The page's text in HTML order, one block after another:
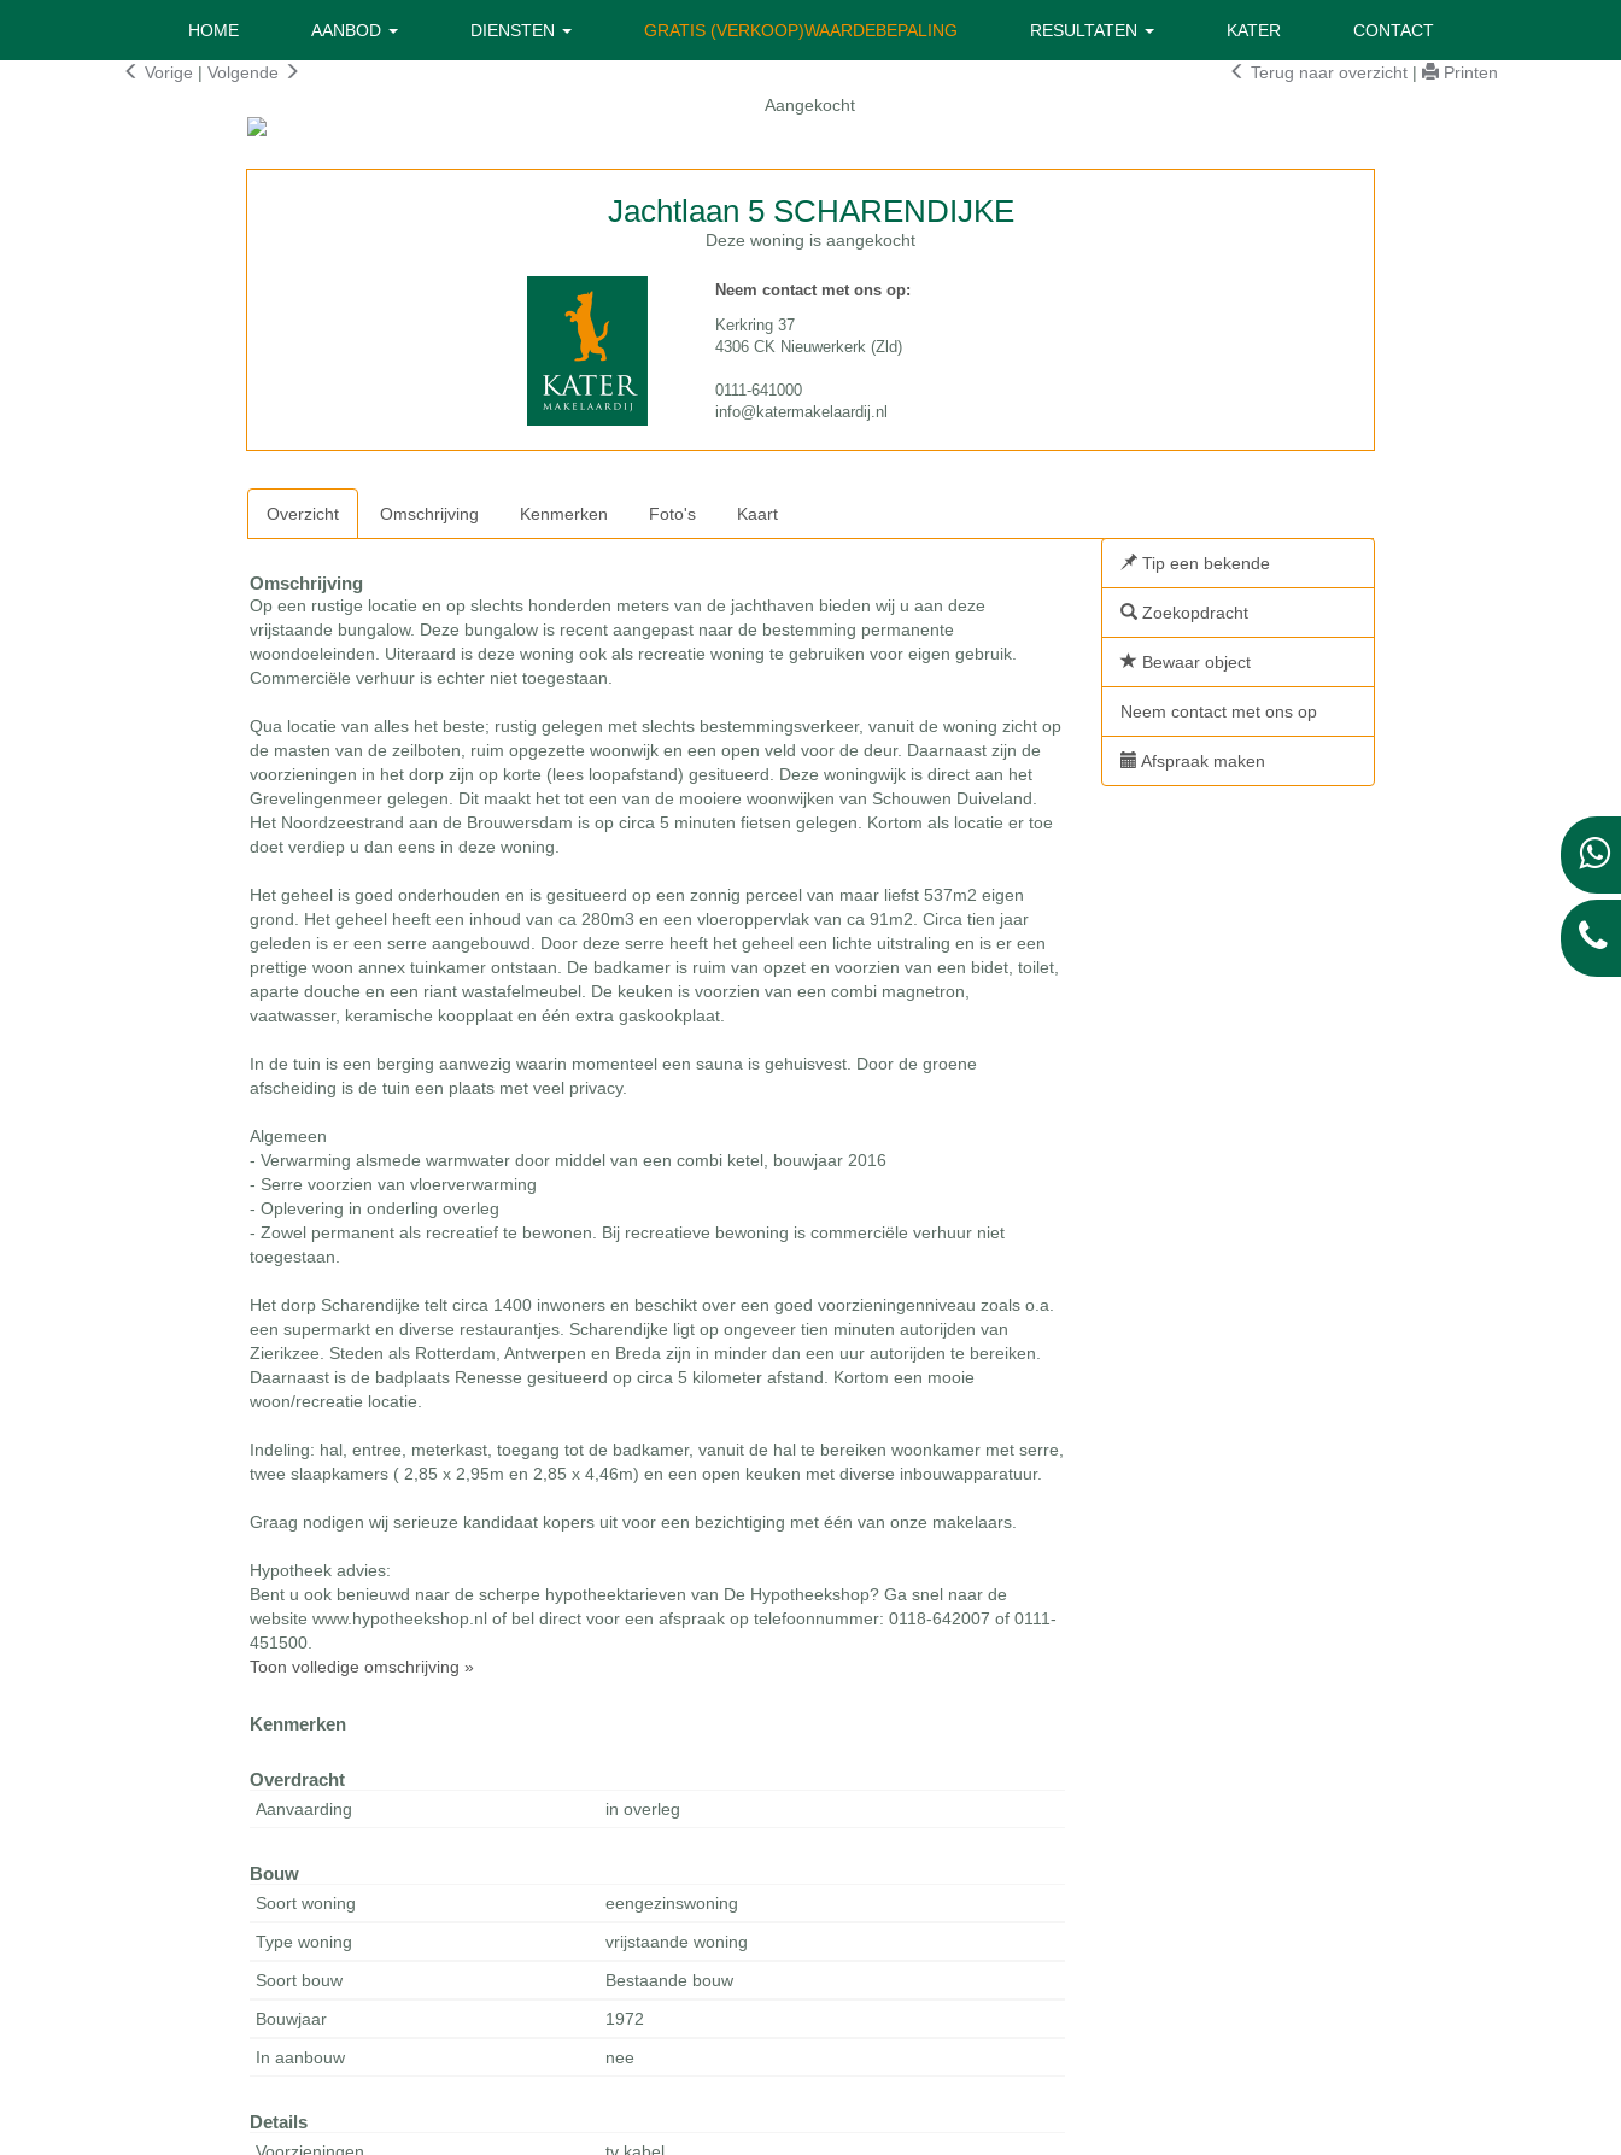
HOME AANBOD DIENSTEN GRATIS (VERKOOP)WAARDEBEPALING RESULTATEN KATER CONTACT
Vorige | Volgende Terug naar overzicht |
Printen
Aangekocht
Jachtlaan 5 SCHARENDIJKE
Deze woning is aangekocht
Neem contact met ons op:
Kerkring 37
4306 CK Nieuwerkerk (Zld)
0111-641000
info@katermakelaardij.nl
Overzicht Omschrijving Kenmerken Foto's Kaart
Omschrijving
Op een rustige locatie en op slechts honderden meters van de jachthaven bieden wij u aan deze
vrijstaande bungalow. Deze bungalow is recent aangepast naar de bestemming permanente
woondoeleinden. Uiteraard is deze woning ook als recreatie woning te gebruiken voor eigen gebruik.
Commerciële verhuur is echter niet toegestaan.
Qua locatie van alles het beste; rustig gelegen met slechts bestemmingsverkeer, vanuit de woning zicht op
de masten van de zeilboten, ruim opgezette woonwijk en een open veld voor de deur. Daarnaast zijn de
voorzieningen in het dorp zijn op korte (lees loopafstand) gesitueerd. Deze woningwijk is direct aan het
Grevelingenmeer gelegen. Dit maakt het tot een van de mooiere woonwijken van Schouwen Duiveland.
Het Noordzeestrand aan de Brouwersdam is op circa 5 minuten fietsen gelegen. Kortom als locatie er toe
doet verdiep u dan eens in deze woning.
Het geheel is goed onderhouden en is gesitueerd op een zonnig perceel van maar liefst 537m2 eigen
grond. Het geheel heeft een inhoud van ca 280m3 en een vloeroppervlak van ca 91m2. Circa tien jaar
geleden is er een serre aangebouwd. Door deze serre heeft het geheel een lichte uitstraling en is er een
prettige woon annex tuinkamer ontstaan. De badkamer is ruim van opzet en voorzien van een bidet, toilet,
aparte douche en een riant wastafelmeubel. De keuken is voorzien van een combi magnetron,
vaatwasser, keramische koopplaat en één extra gaskookplaat.
In de tuin is een berging aanwezig waarin momenteel een sauna is gehuisvest. Door de groene
afscheiding is de tuin een plaats met veel privacy.
Algemeen
- Verwarming alsmede warmwater door middel van een combi ketel, bouwjaar 2016
- Serre voorzien van vloerverwarming
- Oplevering in onderling overleg
- Zowel permanent als recreatief te bewonen. Bij recreatieve bewoning is commerciële verhuur niet
toegestaan.
Het dorp Scharendijke telt circa 1400 inwoners en beschikt over een goed voorzieningenniveau zoals o.a.
een supermarkt en diverse restaurantjes. Scharendijke ligt op ongeveer tien minuten autorijden van
Zierikzee. Steden als Rotterdam, Antwerpen en Breda zijn in minder dan een uur autorijden te bereiken.
Daarnaast is de badplaats Renesse gesitueerd op circa 5 kilometer afstand. Kortom een mooie
woon/recreatie locatie.
Indeling: hal, entree, meterkast, toegang tot de badkamer, vanuit de hal te bereiken woonkamer met serre,
twee slaapkamers ( 2,85 x 2,95m en 2,85 x 4,46m) en een open keuken met diverse inbouwapparatuur.
Graag nodigen wij serieuze kandidaat kopers uit voor een bezichtiging met één van onze makelaars.
Hypotheek advies:
Bent u ook benieuwd naar de scherpe hypotheektarieven van De Hypotheekshop? Ga snel naar de
website www.hypotheekshop.nl of bel direct voor een afspraak op telefoonnummer: 0118-642007 of 0111-
451500.
Toon volledige omschrijving »
Kenmerken
Overdracht
Aanvaarding in overleg
Bouw
Soort woning
eengezinswoning
Type woning
vrijstaande woning
Soort bouw
Bestaande bouw
Bouwjaar
1972
In aanbouw
nee
Details
Tip een bekende
Zoekopdracht
Bewaar object
Neem contact met ons op
Afspraak maken